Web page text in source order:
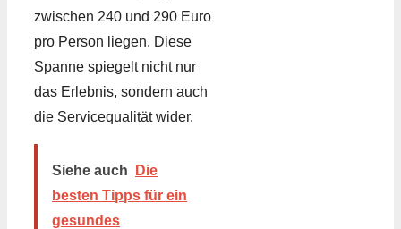
zwischen 240 und 290 Euro
pro Person liegen. Diese
Spanne spiegelt nicht nur
das Erlebnis, sondern auch
die Servicequalität wider.
Siehe auch
Die
besten Tipps für ein
gesundes